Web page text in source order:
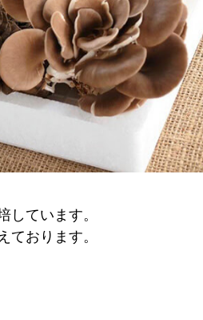
しています。
ております。